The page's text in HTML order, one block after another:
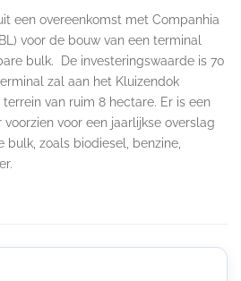
een overeenkomst met Companhia
voor de bouw van een terminal
bulk. De investeringswaarde is 70
zal aan het Kluizendok
van ruim 8 hectare. Er is een
voor een jaarlijkse overslag
bulk, zoals biodiesel, benzine,